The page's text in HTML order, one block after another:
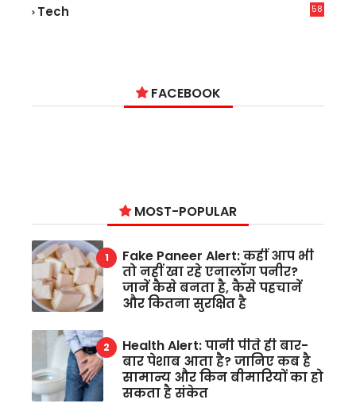
Tech
58
FACEBOOK
MOST-POPULAR
Fake Paneer Alert: कहीं आप भी
तो नहीं खा रहे एनालॉग पनीर?
जानें कैसे बनता है, कैसे पहचानें
और कितना सुरक्षित है
Health Alert: पानी पीते ही बार-
बार पेशाब आता है? जानिए कब है
सामान्य और किन बीमारियों का हो
सकता है संकेत